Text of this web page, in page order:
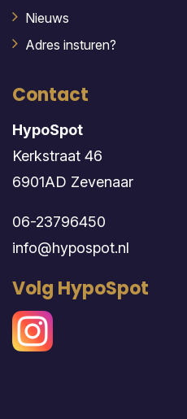
Nieuws
Adres insturen?
Contact
HypoSpot
Kerkstraat 46
6901AD Zevenaar
06-23796450
info@hypospot.nl
Volg HypoSpot